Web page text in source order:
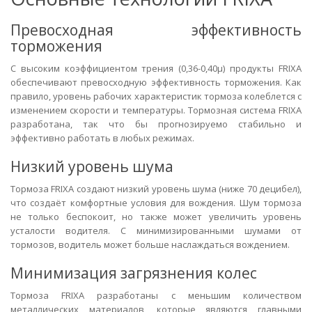
Превосходная эффективность
торможения
С высоким коэффициентом трения (0,36-0,40μ) продукты FRIXA
обеспечивают превосходную эффективность торможения. Как
правило, уровень рабочих характеристик тормоза колеблется с
изменением скорости и температуры. Тормозная система FRIXA
разработана, так что бы прогнозируемо стабильно и
эффективно работать в любых режимах.
Низкий уровень шума
Тормоза FRIXA создают низкий уровень шума (ниже 70 децибел),
что создаёт комфортные условия для вождения. Шум тормоза
не только беспокоит, но также может увеличить уровень
усталости водителя. С минимизированными шумами от
тормозов, водитель может больше наслаждаться вождением.
Минимизация загрязнения колес
Тормоза FRIXA разработаны с меньшим количеством
металлических материалов, которые являются главными